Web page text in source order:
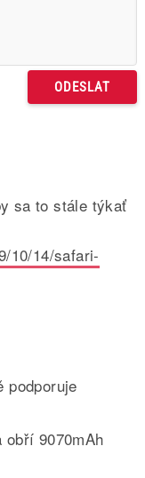
sa to stále týkať
10/14/safari-
podporuje
obří 9070mAh